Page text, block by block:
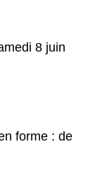
8 juin
forme : de